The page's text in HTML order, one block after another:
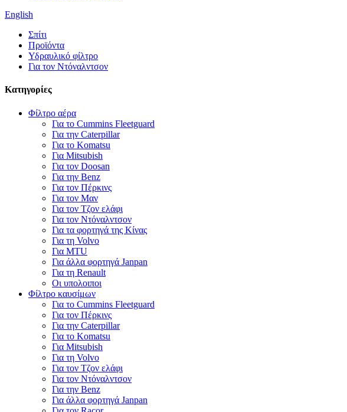
English
Σπίτι
Προϊόντα
Υδραυλικό φίλτρο
Για τον Ντόναλντσον
Κατηγορίες
Φίλτρο αέρα
Για το Cummins Fleetguard
Για την Caterpillar
Για το Komatsu
Για Mitsubish
Για τον Doosan
Για την Benz
Για τον Πέρκινς
Για τον Μαν
Για τον Τζον ελάφι
Για τον Ντόναλντσον
Για τα φορτηγά της Κίνας
Για τη Volvo
Για MTU
Για άλλα φορτηγά Janpan
Για τη Renault
Οι υπολοιποι
Φίλτρο καυσίμων
Για το Cummins Fleetguard
Για τον Πέρκινς
Για την Caterpillar
Για το Komatsu
Για Mitsubish
Για τη Volvo
Για τον Τζον ελάφι
Για τον Ντόναλντσον
Για την Benz
Για άλλα φορτηγά Janpan